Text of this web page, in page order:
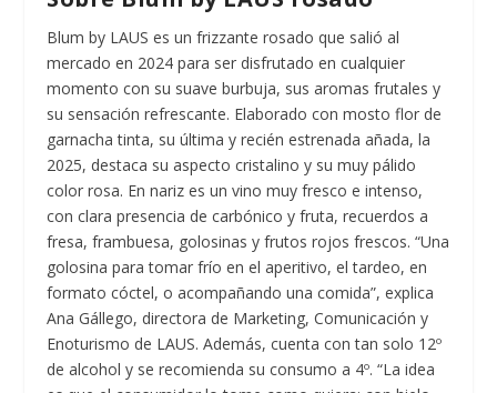
Blum by LAUS es un frizzante rosado que salió al
mercado en 2024 para ser disfrutado en cualquier
momento con su suave burbuja, sus aromas frutales y
su sensación refrescante. Elaborado con mosto flor de
garnacha tinta, su última y recién estrenada añada, la
2025, destaca su aspecto cristalino y su muy pálido
color rosa. En nariz es un vino muy fresco e intenso,
con clara presencia de carbónico y fruta, recuerdos a
fresa, frambuesa, golosinas y frutos rojos frescos. “Una
golosina para tomar frío en el aperitivo, el tardeo, en
formato cóctel, o acompañando una comida”, explica
Ana Gállego, directora de Marketing, Comunicación y
Enoturismo de LAUS. Además, cuenta con tan solo 12º
de alcohol y se recomienda su consumo a 4º. “La idea